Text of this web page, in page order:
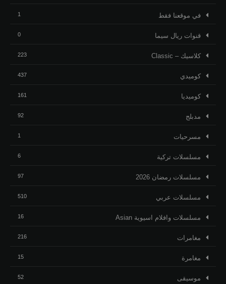
في موقعنا فقط 1
قنوات ريال سيما 0
كلاسيك – Classic 223
كوميدي 437
كوميديا 161
مدبلج 92
مسرحيات 1
مسلسلات تركية 6
مسلسلات رمضان 2026 97
مسلسلات عربي 510
مسلسلات وافلام اسيوية Asian 16
مغامرات 216
مغامرة 15
موسيقى 52